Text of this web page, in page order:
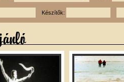
Készítők: